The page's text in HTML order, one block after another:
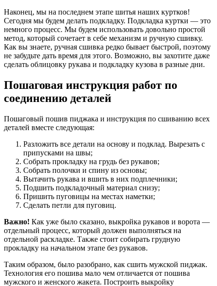
Наконец, мы на последнем этапе шитья наших куртков!
Сегодня мы будем делать подкладку. Подкладка куртки — это
немного процесс. Мы будем использовать довольно простой
метод, который сочетает в себе механизм и ручную сшивку.
Как вы знаете, ручная сшивка редко бывает быстрой, поэтому
не забудьте дать время для этого. Возможно, вы захотите даже
сделать облицовку рукава и подкладку кузова в разные дни.
Пошаговая инструкция работ по
соединению деталей
Пошаговый пошив пиджака и инструкция по сшиванию всех
деталей вместе следующая:
Разложить все детали на основу и подклад. Вырезать с
припусками на швы;
Собрать прокладку на грудь без рукавов;
Собрать полочки и спину из основы;
Вытачить рукава и вшить в них подплечники;
Подшить подкладочный материал снизу;
Пришить пуговицы на местах наметки;
Сделать петли для пуговиц.
Важно! Как уже было сказано, выкройка рукавов и ворота —
отдельный процесс, который должен выполняться на
отдельной раскладке. Также стоит собирать грудную
прокладку на начальном этапе без рукавов.
Таким образом, было разобрано, как сшить мужской пиджак.
Технология его пошива мало чем отличается от пошива
мужского и женского жакета. Построить выкройку